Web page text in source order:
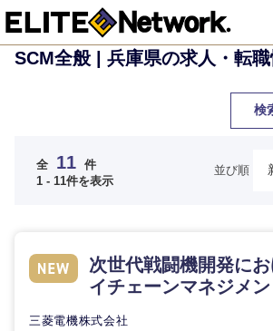
SCM全般 | 兵庫県の求人・転
検
全 11 件
1 - 11件を表示
並び順
次世代戦闘機開発に
イチェーンマネジメン
三菱電機株式会社